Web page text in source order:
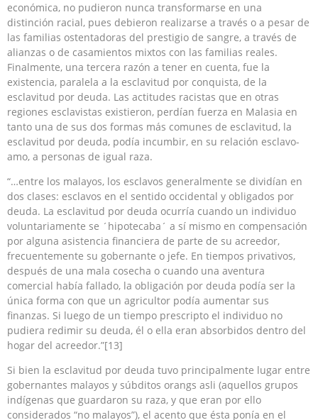
económica, no pudieron nunca transformarse en una
distinción racial, pues debieron realizarse a través o a pesar de
las familias ostentadoras del prestigio de sangre, a través de
alianzas o de casamientos mixtos con las familias reales.
Finalmente, una tercera razón a tener en cuenta, fue la
existencia, paralela a la esclavitud por conquista, de la
esclavitud por deuda. Las actitudes racistas que en otras
regiones esclavistas existieron, perdían fuerza en Malasia en
tanto una de sus dos formas más comunes de esclavitud, la
esclavitud por deuda, podía incumbir, en su relación esclavo-
amo, a personas de igual raza.
“…entre los malayos, los esclavos generalmente se dividían en
dos clases: esclavos en el sentido occidental y obligados por
deuda. La esclavitud por deuda ocurría cuando un individuo
voluntariamente se ´hipotecaba´ a sí mismo en compensación
por alguna asistencia financiera de parte de su acreedor,
frecuentemente su gobernante o jefe. En tiempos privativos,
después de una mala cosecha o cuando una aventura
comercial había fallado, la obligación por deuda podía ser la
única forma con que un agricultor podía aumentar sus
finanzas. Si luego de un tiempo prescripto el individuo no
pudiera redimir su deuda, él o ella eran absorbidos dentro del
hogar del acreedor.”[13]
Si bien la esclavitud por deuda tuvo principalmente lugar entre
gobernantes malayos y súbditos orangs asli (aquellos grupos
indígenas que guardaron su raza, y que eran por ello
considerados “no malayos”), el acento que ésta ponía en el